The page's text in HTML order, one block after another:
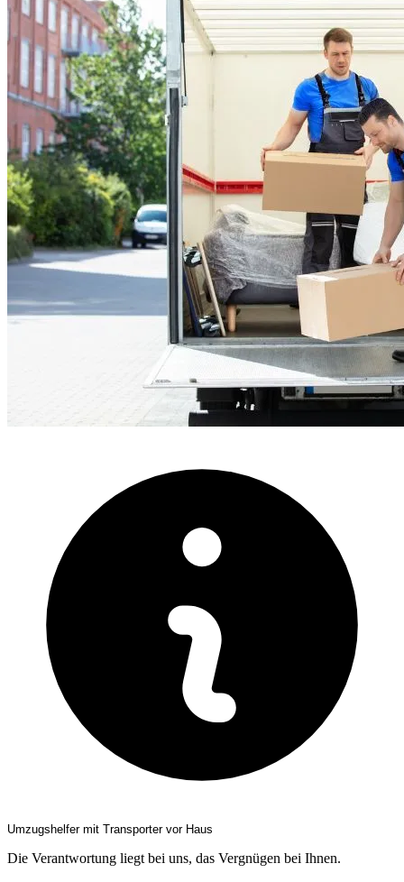
Umzugshelfer mit Transporter vor Haus
Die Verantwortung liegt bei uns, das Vergnügen bei Ihnen.